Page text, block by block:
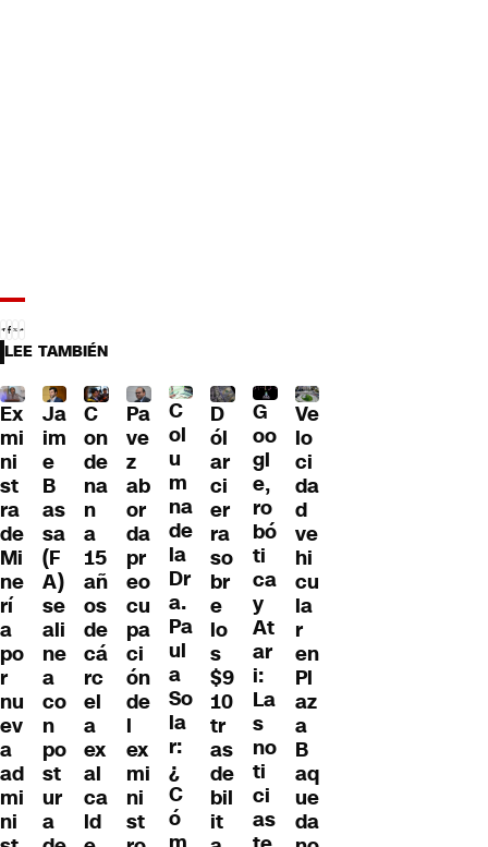
LEE TAMBIÉN
Ex
mi
ni
st
ra
de
Mi
ne
rí
a
po
r
nu
ev
a
ad
mi
ni
Ja
im
e
B
as
sa
(F
A)
se
ali
ne
a
co
n
po
st
ur
a
C
on
de
na
n
a
15
añ
os
de
cá
rc
el
a
ex
al
ca
ld
Pa
ve
z
ab
or
da
pr
eo
cu
pa
ci
ón
de
l
ex
mi
ni
st
C
ol
u
m
na
de
la
Dr
a.
Pa
ul
a
So
la
r:
¿
C
ó
D
ól
ar
ci
er
ra
so
br
e
lo
s
$9
10
tr
as
de
bil
it
G
oo
gl
e,
ro
bó
ti
ca
y
At
ar
i:
La
s
no
ti
ci
as
Ve
lo
ci
da
d
ve
hi
cu
la
r
en
Pl
az
a
B
aq
ue
da